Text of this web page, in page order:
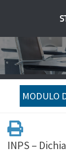
MODULO
INPS –